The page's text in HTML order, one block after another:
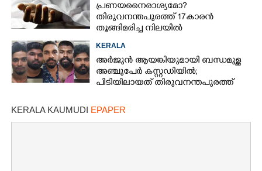
പ്രണയനെെരാശ്യമോ?
തിരുവനന്തപുരത്ത് 17കാരൻ
തൂങ്ങിമരിച്ച നിലയിൽ
KERALA
അർജുൻ ആയങ്കിയുമായി ബന്ധമുള്ള
അഞ്ചുപേർ കസ്റ്റഡിയിൽ;
പിടിയിലായത് തിരുവനന്തപുരത്ത്
KERALA KAUMUDI EPAPER